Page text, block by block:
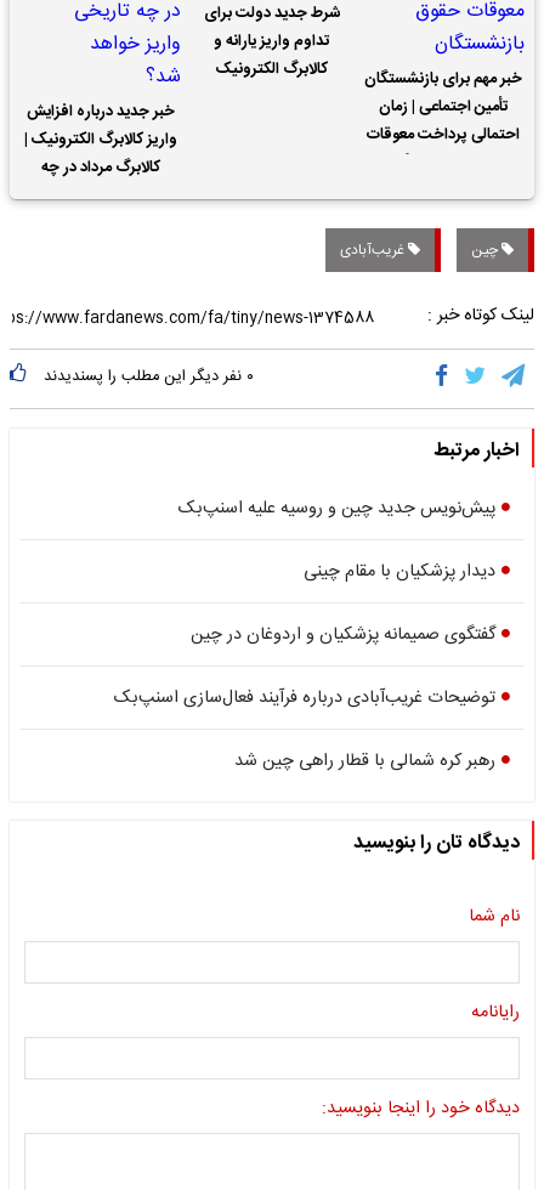
خبر مهم برای بازنشستگان
تأمین اجتماعی | زمان
احتمالی پرداخت معوقات
شرط جدید دولت برای
تداوم واریز یارانه و
کالابرگ الکترونیک
خبر جدید درباره افزایش
واریز کالابرگ الکترونیک |
کالابرگ مرداد در چه
تاریخی واریز خواهد شد؟
چین غریب‌آبادی
لینک کوتاه خبر :
۰ نفر دیگر این مطلب را پسندیدند
اخبار مرتبط
پیش‌نویس جدید چین و روسیه علیه اسنپ‌بک
دیدار پزشکیان با مقام چینی
گفتگوی صمیمانه پزشکیان و اردوغان در چین
توضیحات غریب‌آبادی درباره فرآیند فعال‌سازی اسنپ‌بک
رهبر کره شمالی با قطار راهی چین شد
دیدگاه تان را بنویسید
نام شما
رایانامه
دیدگاه خود را اینجا بنویسید: